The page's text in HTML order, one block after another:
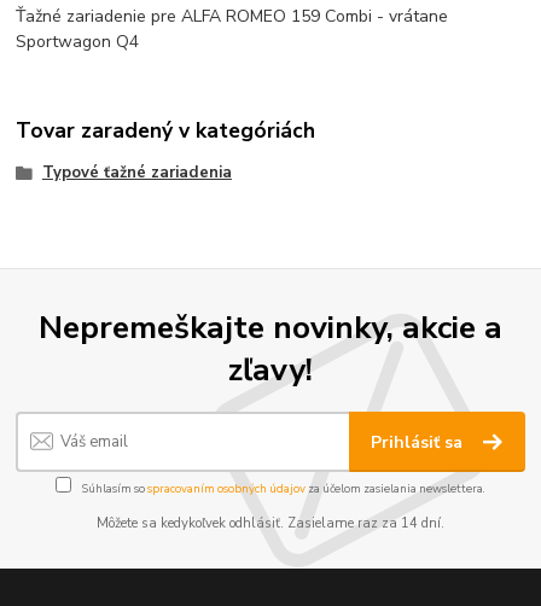
Ťažné zariadenie pre ALFA ROMEO 159 Combi - vrátane
Sportwagon Q4
Tovar zaradený v kategóriách
Typové ťažné zariadenia
Nepremeškajte novinky, akcie a
zľavy!
Prihlásiť sa
Súhlasím sospracovaním osobných údajov za účelom zasielania newslettera.
Môžete sa kedykoľvek odhlásiť. Zasielame raz za 14 dní.